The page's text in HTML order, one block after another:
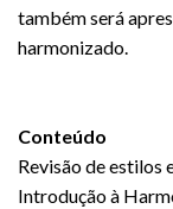
também será
harmonizado.
Conteúdo
Revisão de estilos
Introdução à